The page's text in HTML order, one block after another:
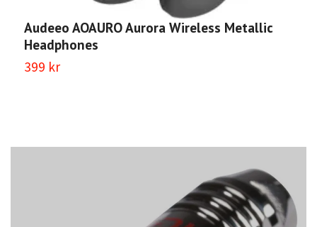
Audeeo AOAURO Aurora Wireless Metallic
Headphones
399 kr